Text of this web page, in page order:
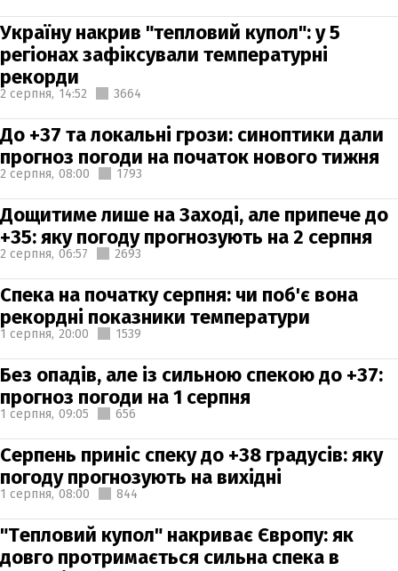
Україну накрив "тепловий купол": у 5
регіонах зафіксували температурні
рекорди
2 серпня, 14:52 3664
До +37 та локальні грози: синоптики дали
прогноз погоди на початок нового тижня
2 серпня, 08:00 1793
Дощитиме лише на Заході, але припече до
+35: яку погоду прогнозують на 2 серпня
2 серпня, 06:57 2693
Спека на початку серпня: чи поб'є вона
рекордні показники температури
1 серпня, 20:00 1539
Без опадів, але із сильною спекою до +37:
прогноз погоди на 1 серпня
1 серпня, 09:05 656
Серпень приніс спеку до +38 градусів: яку
погоду прогнозують на вихідні
1 серпня, 08:00 844
"Тепловий купол" накриває Європу: як
довго протримається сильна спека в